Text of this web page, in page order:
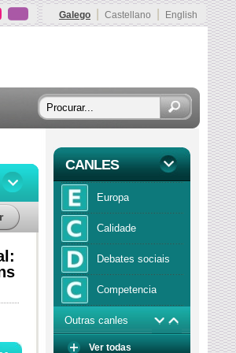
Galego Castellano English
CANLES
Europa
Calidade
Debates sociais
Competencia
Economía
Outras canles
Ver todas